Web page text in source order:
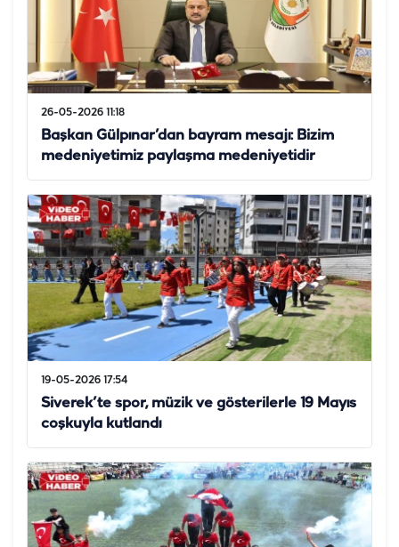
26-05-2026 11:18
Başkan Gülpınar’dan bayram mesajı: Bizim
medeniyetimiz paylaşma medeniyetidir
19-05-2026 17:54
Siverek’te spor, müzik ve gösterilerle 19 Mayıs
coşkuyla kutlandı